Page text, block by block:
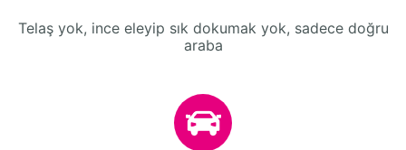
Telaş yok, ince eleyip sık dokumak yok, sadece doğru
araba